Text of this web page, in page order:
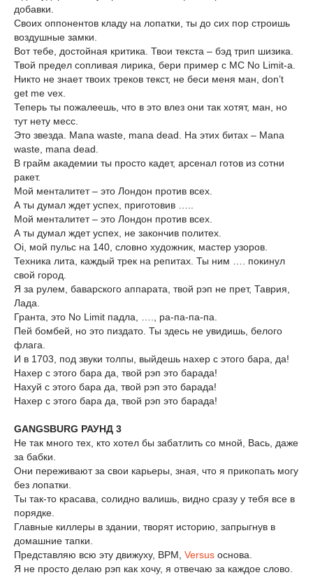
добавки.
Своих оппонентов кладу на лопатки, ты до сих пор строишь
воздушные замки.
Вот тебе, достойная критика. Твои текста – бэд трип шизика.
Твой предел сопливая лирика, бери пример с MC No Limit-а.
Никто не знает твоих треков текст, не беси меня ман, don’t
get me vex.
Теперь ты пожалеешь, что в это влез они так хотят, ман, но
тут нету месс.
Это звезда. Mana waste, mana dead. На этих битах – Mana
waste, mana dead.
В грайм академии ты просто кадет, арсенал готов из сотни
ракет.
Мой менталитет – это Лондон против всех.
А ты думал ждет успех, приготовив …..
Мой менталитет – это Лондон против всех.
А ты думал ждет успех, не закончив политех.
Oi, мой пульс на 140, словно художник, мастер узоров.
Техника лита, каждый трек на репитах. Ты ним …. покинул
свой город.
Я за рулем, баварского аппарата, твой рэп не прет, Таврия,
Лада.
Гранта, это No Limit падла, …., ра-па-па-па.
Пей бомбей, но это пиздато. Ты здесь не увидишь, белого
флага.
И в 1703, под звуки толпы, выйдешь нахер с этого бара, да!
Нахер с этого бара да, твой рэп это барада!
Нахуй с этого бара да, твой рэп это барада!
Нахер с этого бара да, твой рэп это барада!
GANGSBURG РАУНД 3
Не так много тех, кто хотел бы забатлить со мной, Вась, даже
за бабки.
Они переживают за свои карьеры, зная, что я прикопать могу
без лопатки.
Ты так-то красава, солидно валишь, видно сразу у тебя все в
порядке.
Главные киллеры в здании, творят историю, запрыгнув в
домашние тапки.
Представляю всю эту движуху, BPM, Versus основа.
Я не просто делаю рэп как хочу, я отвечаю за каждое слово.